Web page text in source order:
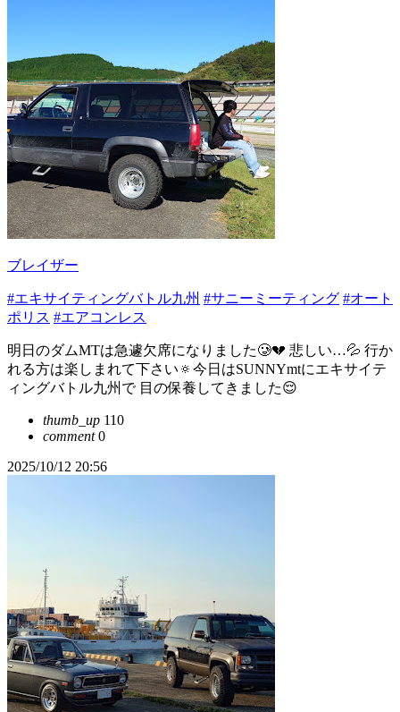
ブレイザー
#エキサイティングバトル九州 #サニーミーティング #オート
ポリス #エアコンレス
明日のダムMTは急遽欠席になりました🥲💔 悲しい…💦 行か
れる方は楽しまれて下さい🔅今日はSUNNYmtにエキサイテ
ィングバトル九州で 目の保養してきました😌
thumb_up 110
comment0
2025/10/12 20:56